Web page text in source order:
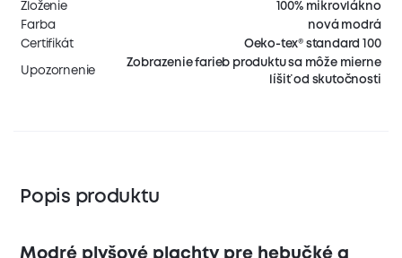
Zloženie
100% mikrovlákno
Farba
nová modrá
Certifikát
Oeko-tex® standard 100
Upozornenie
Zobrazenie farieb produktu sa môže mierne
líšiť od skutočnosti
Popis produktu
Modré plyšové plachty pre hebučké a